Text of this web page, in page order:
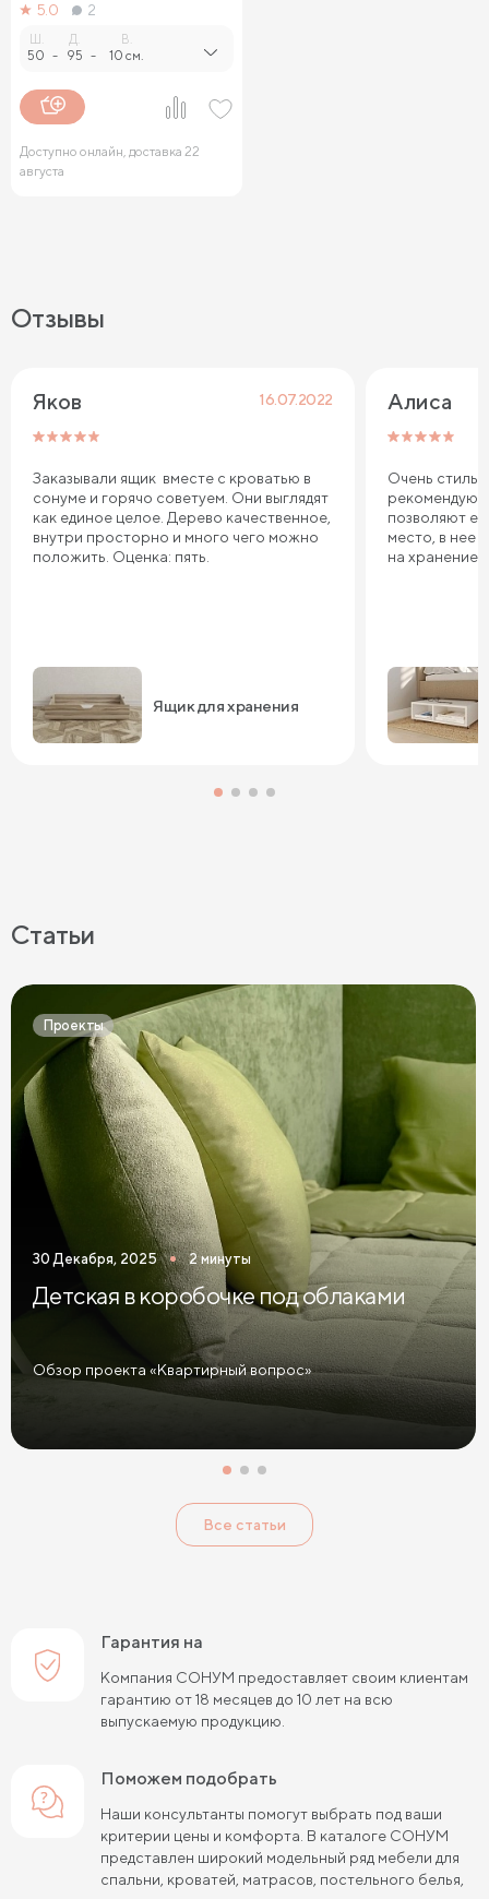
5.0
2
50 -
Д.
95 -
В.
10 см.
Доступно онлайн, доставка 22
августа
Отзывы
Яков 16.07.2022
Заказывали ящик вместе с кроватью в
сонуме и горячо советуем. Они выглядят
как единое целое. Дерево качественное,
внутри просторно и много чего можно
положить. Оценка: пять.
Ящик для хранения
Алиса
Очень
рекомендую
позволяют
место, в нее
на хранение.
Статьи
Проекты
30 Декабря, 2025 2 минуты
Детская в коробочке под облаками
Обзор проекта «Квартирный вопрос»
Все статьи
Гарантия на
Компания СОНУМ предоставляет своим клиентам
гарантию от 18 месяцев до 10 лет на всю
выпускаемую продукцию.
Поможем подобрать
Наши консультанты помогут выбрать под ваши
критерии цены и комфорта. В каталоге СОНУМ
представлен широкий модельный ряд мебели для
спальни, кроватей, матрасов, постельного белья,